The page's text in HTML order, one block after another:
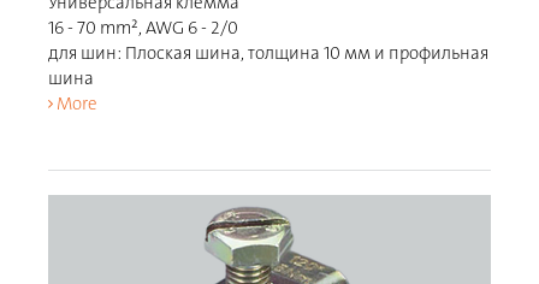
16 - 70 mm², AWG 6 - 2/0
для шин: Плоская шина, толщина 10 мм и профильная
шина
More